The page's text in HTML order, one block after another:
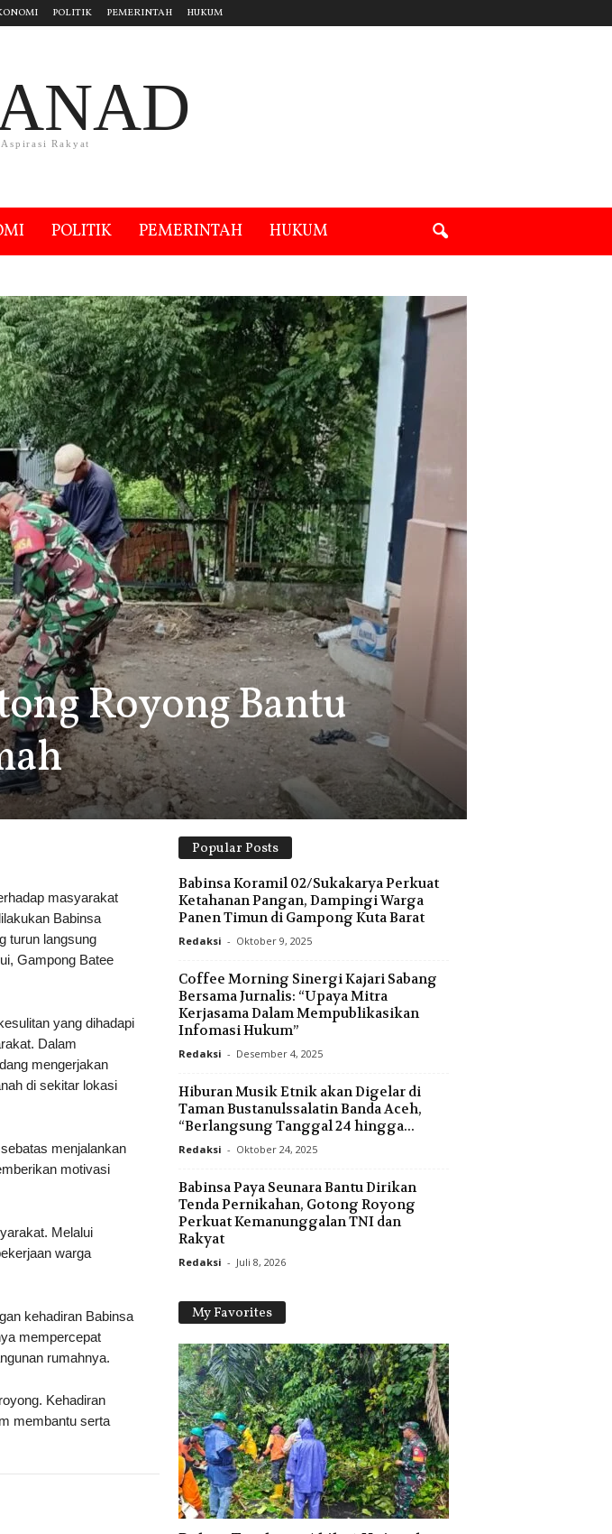
POLITIK PEMERINTAH HUKUM
Rakyat
POLITIK PEMERINTAH HUKUM
Royong Bantu
masyarakat
Babinsa
turun langsung
Gampong Batee
yang dihadapi
Dalam
mengerjakan
di sekitar lokasi
menjalankan
motivasi
Melalui
warga
kehadiran Babinsa
mempercepat
rumahnya.
Kehadiran
membantu serta
Popular Posts
Babinsa Koramil 02/Sukakarya Perkuat
Ketahanan Pangan, Dampingi Warga
Panen Timun di Gampong Kuta Barat
Redaksi - Oktober 9, 2025
Coffee Morning Sinergi Kajari Sabang
Bersama Jurnalis: “Upaya Mitra
Kerjasama Dalam Mempublikasikan
Infomasi Hukum”
Redaksi - Desember 4, 2025
Hiburan Musik Etnik akan Digelar di
Taman Bustanulssalatin Banda Aceh,
“Berlangsung Tanggal 24 hingga...
Redaksi - Oktober 24, 2025
Babinsa Paya Seunara Bantu Dirikan
Tenda Pernikahan, Gotong Royong
Perkuat Kemanunggalan TNI dan
Rakyat
Redaksi - Juli 8, 2026
My Favorites